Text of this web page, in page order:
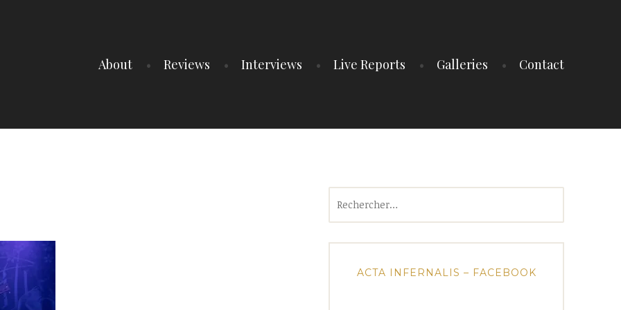
About Reviews Interviews Live Reports Galleries Contact
ACTA INFERNALIS – FACEBOOK